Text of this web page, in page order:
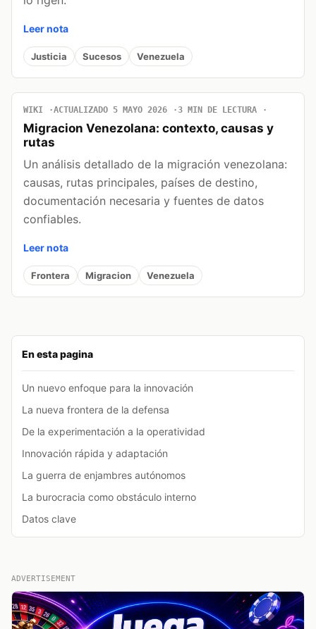
En esta pagina
Un nuevo enfoque para la innovación
La nueva frontera de la defensa
De la experimentación a la operatividad
Innovación rápida y adaptación
La guerra de enjambres autónomos
La burocracia como obstáculo interno
Datos clave
Leer nota
Justicia Sucesos Venezuela
WIKI ACTUALIZADO 5 MAYO 2026 3 MIN DE LECTURA
Migracion Venezolana: contexto, causas y
rutas
Un análisis detallado de la migración venezolana:
causas, rutas principales, países de destino,
documentación necesaria y fuentes de datos
confiables.
Leer nota
Frontera Migracion Venezuela
ADVERTISEMENT